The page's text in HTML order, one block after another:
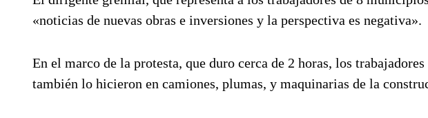
«noticias de nuevas obras e inversiones y la perspectiva es negativa».
En el marco de la protesta, que duro cerca de 2 horas, los
también lo hicieron en camiones, plumas, y maquinarias de la